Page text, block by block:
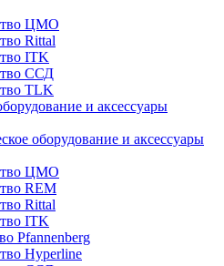
ЦМО
Rittal
ITK
ССД
TLK
и аксессуары
оборудование и аксессуары
ЦМО
REM
Rittal
ITK
Pfannenberg
Hyperline